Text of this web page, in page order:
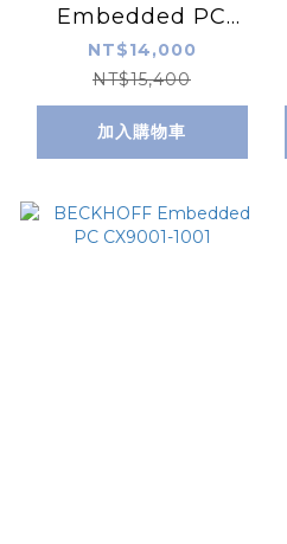
Embedded PC
CX9001-1002-1000
NT$14,000
NT$15,400
加入購物車